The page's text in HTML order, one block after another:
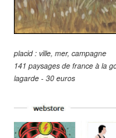
placid : ville, mer, campagne
141 paysages de france à la
lagarde - 30 euros